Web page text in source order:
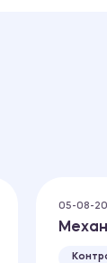
05-08-